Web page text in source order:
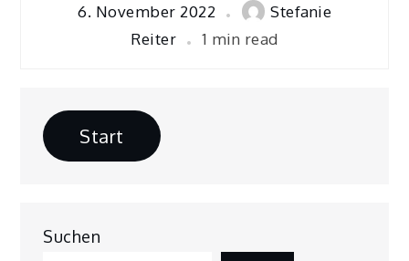
6. November 2022
Stefanie
Reiter
1 min read
Start
Suchen